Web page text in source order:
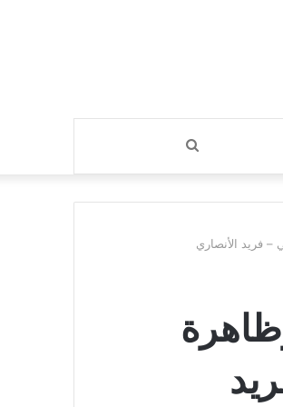
بحث
عن
– فريد الأنصاري